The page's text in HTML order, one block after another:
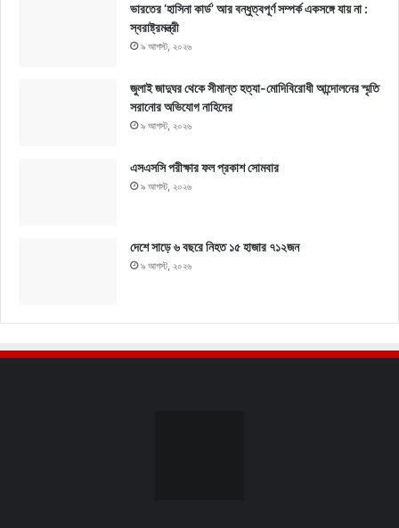
ভারতের ‘হাসিনা কার্ড’ আর বন্ধুত্বপূর্ণ সম্পর্ক একসঙ্গে যায় না :
স্বরাষ্ট্রমন্ত্রী
৯ আগস্ট, ২০২৬
জুলাই জাদুঘর থেকে সীমান্ত হত্যা-মোদিবিরোধী আন্দোলনের স্মৃতি
সরানোর অভিযোগ নাহিদের
৯ আগস্ট, ২০২৬
এসএসসি পরীক্ষার ফল প্রকাশ সোমবার
৯ আগস্ট, ২০২৬
দেশে সাড়ে ৬ বছরে নিহত ১৫ হাজার ৭১২জন
৯ আগস্ট, ২০২৬